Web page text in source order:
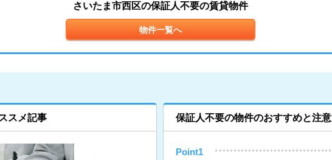
さいたま市西区の保証人不要の賃貸物件
物件一覧へ
スメ記事 保証人不要の物件のおすすめと注意
Point1